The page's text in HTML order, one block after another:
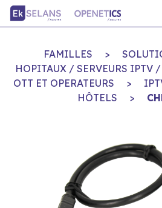
FAMILLES >
HOPITAUX / SERVEURS IPTV
OTT ET OPERATEURS
>
HÔTELS
>